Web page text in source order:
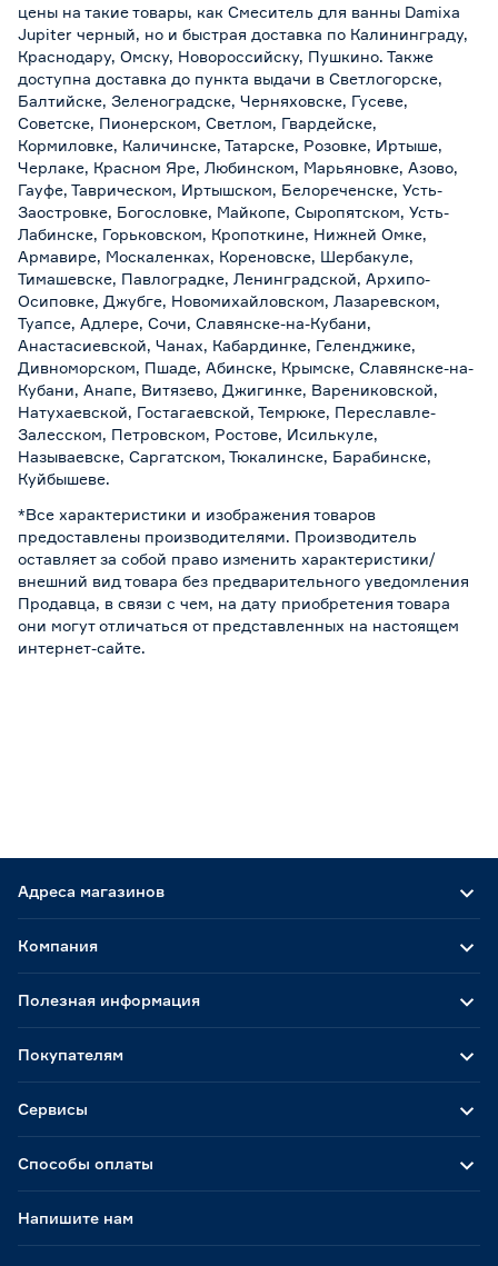
цены на такие товары, как Смеситель для ванны Damixa
Jupiter черный, но и быстрая доставка по Калининграду,
Краснодару, Омску, Новороссийску, Пушкино. Также
доступна доставка до пункта выдачи в Светлогорске,
Балтийске, Зеленоградске, Черняховске, Гусеве,
Советске, Пионерском, Светлом, Гвардейске,
Кормиловке, Каличинске, Татарске, Розовке, Иртыше,
Черлаке, Красном Яре, Любинском, Марьяновке, Азово,
Гауфе, Таврическом, Иртышском, Белореченске, Усть-
Заостровке, Богословке, Майкопе, Сыропятском, Усть-
Лабинске, Горьковском, Кропоткине, Нижней Омке,
Армавире, Москаленках, Кореновске, Шербакуле,
Тимашевске, Павлоградке, Ленинградской, Архипо-
Осиповке, Джубге, Новомихайловском, Лазаревском,
Туапсе, Адлере, Сочи, Славянске-на-Кубани,
Анастасиевской, Чанах, Кабардинке, Геленджике,
Дивноморском, Пшаде, Абинске, Крымске, Славянске-на-
Кубани, Анапе, Витязево, Джигинке, Варениковской,
Натухаевской, Гостагаевской, Темрюке, Переславле-
Залесском, Петровском, Ростове, Исилькуле,
Называевске, Саргатском, Тюкалинске, Барабинске,
Куйбышеве.
*Все характеристики и изображения товаров
предоставлены производителями. Производитель
оставляет за собой право изменить характеристики/
внешний вид товара без предварительного уведомления
Продавца, в связи с чем, на дату приобретения товара
они могут отличаться от представленных на настоящем
интернет-сайте.
Адреса магазинов
Способы оплаты
Компания
Полезная информация
Покупателям
Сервисы
Напишите нам